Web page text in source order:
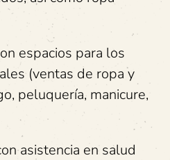
espacios para los
(ventas de ropa y
peluquería, manicure,
asistencia en salud